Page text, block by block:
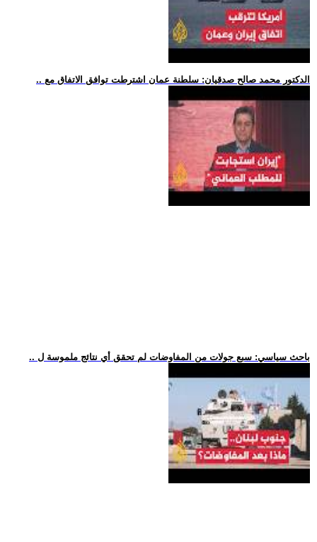
.. الدكتور محمد صالح صدقيان: سلطنة عمان اشترطت توافق الاتفاق مع
.. باحث سياسي: سبع جولات من المفاوضات لم تحقق أي نتائج ملموسة ل